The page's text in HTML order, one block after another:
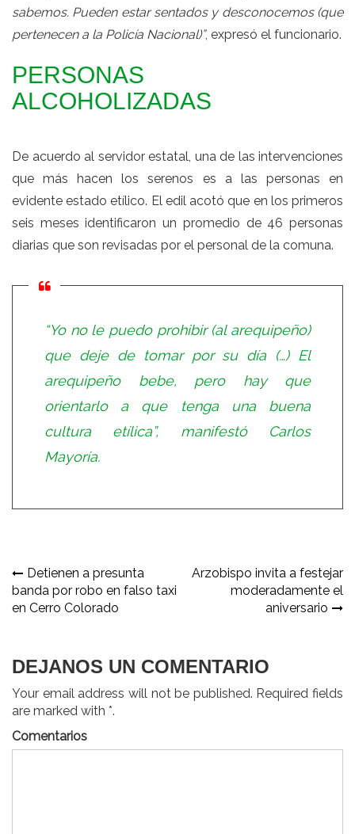
sabemos. Pueden estar sentados y desconocemos (que
pertenecen a la Policía Nacional)”, expresó el funcionario.
PERSONAS
ALCOHOLIZADAS
De acuerdo al servidor estatal, una de las intervenciones
que más hacen los serenos es a las personas en
evidente estado etílico. El edil acotó que en los primeros
seis meses identificaron un promedio de 46 personas
diarias que son revisadas por el personal de la comuna.
“Yo no le puedo prohibir (al arequipeño)
que deje de tomar por su día (…) El
arequipeño bebe, pero hay que
orientarlo a que tenga una buena
cultura etílica”, manifestó Carlos
Mayoría.
Navegación
de
Detienen a presunta
banda por robo en falso taxi
en Cerro Colorado
Arzobispo invita a festejar
moderadamente el
aniversario
DEJANOS UN COMENTARIO
Your email address will not be published. Required fields
are marked with *.
Comentarios